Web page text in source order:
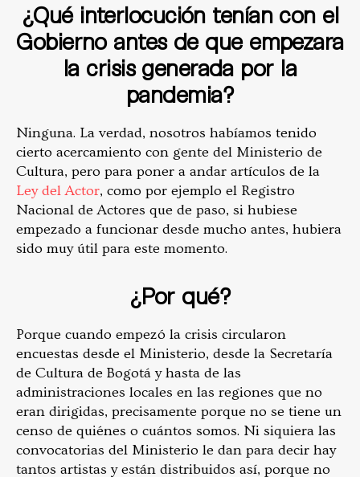
¿Qué interlocución tenían con el
Gobierno antes de que empezara
la crisis generada por la
pandemia?
Ninguna. La verdad, nosotros habíamos tenido
cierto acercamiento con gente del Ministerio de
Cultura, pero para poner a andar artículos de la
Ley del Actor, como por ejemplo el Registro
Nacional de Actores que de paso, si hubiese
empezado a funcionar desde mucho antes, hubiera
sido muy útil para este momento.
¿Por qué?
Porque cuando empezó la crisis circularon
encuestas desde el Ministerio, desde la Secretaría
de Cultura de Bogotá y hasta de las
administraciones locales en las regiones que no
eran dirigidas, precisamente porque no se tiene un
censo de quiénes o cuántos somos. Ni siquiera las
convocatorias del Ministerio le dan para decir hay
tantos artistas y están distribuidos así, porque no